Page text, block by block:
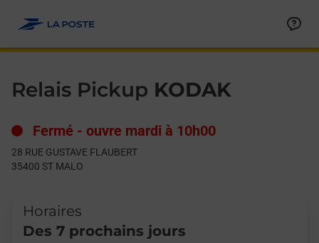
Relais Pickup KODAK
Fermé - ouvre mardi à 10h00
28 RUE GUSTAVE FLAUBERT
35400 ST MALO
Horaires
Des 7 prochains jours